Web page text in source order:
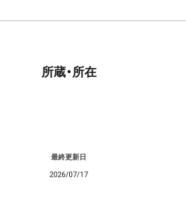
所蔵・所在
最終更新日
2026/07/17